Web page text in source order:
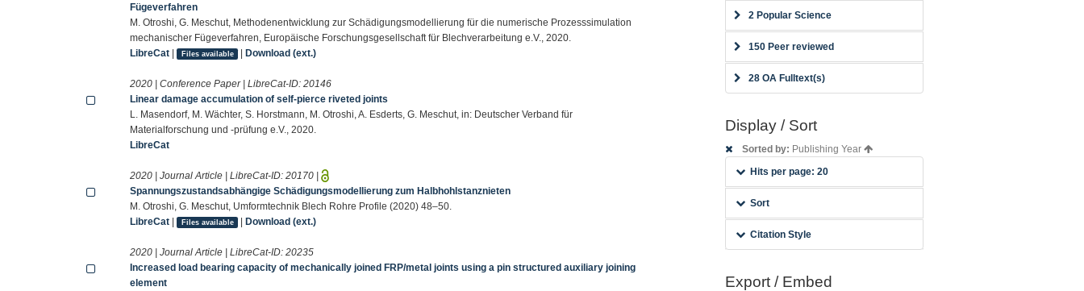
Fügeverfahren
M. Otroshi, G. Meschut, Methodenentwicklung zur Schädigungsmodellierung für die numerische Prozesssimulation
mechanischer Fügeverfahren, Europäische Forschungsgesellschaft für Blechverarbeitung e.V., 2020.
LibreCat | Files available |Download (ext.)
2020 | Conference Paper | LibreCat-ID:20146
Linear damage accumulation of self-pierce riveted joints
L. Masendorf, M. Wächter, S. Horstmann, M. Otroshi, A. Esderts, G. Meschut, in: Deutscher Verband für
Materialforschung und -prüfung e.V., 2020.
LibreCat
2020 | Journal Article | LibreCat-ID:20170 |
Spannungszustandsabhängige Schädigungsmodellierung zum Halbhohlstanznieten
M. Otroshi, G. Meschut, Umformtechnik Blech Rohre Profile (2020) 48–50.
LibreCat | Files available |Download (ext.)
2020 | Journal Article | LibreCat-ID:20235
Increased load bearing capacity of mechanically joined FRP/metal joints using a pin structured auxiliary joining
element
2 Popular Science
150 Peer reviewed
28 OA Fulltext(s)
Display / Sort
Sorted by: Publishing Year
Hits per page: 20
Sort
Citation Style
Export / Embed